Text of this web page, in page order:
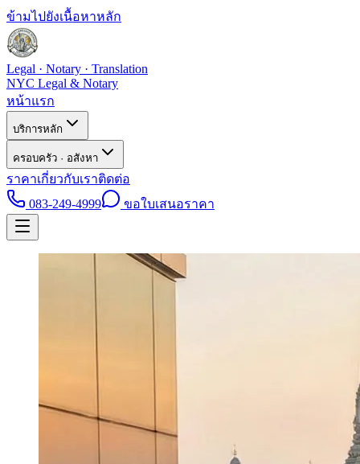
ข้ามไปยังเนื้อหาหลัก
Legal · Notary · Translation
NYC Legal & Notary
หน้าแรก
บริการหลัก
ครอบครัว · อสังหา
ราคาเกี่ยวกับเราติดต่อ
083-249-4999
ขอใบเสนอราคา